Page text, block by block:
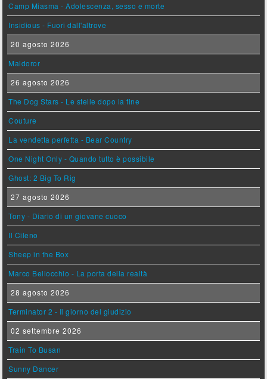
Camp Miasma - Adolescenza, sesso e morte
Insidious - Fuori dall'altrove
20 agosto 2026
Maldoror
26 agosto 2026
The Dog Stars - Le stelle dopo la fine
Couture
La vendetta perfetta - Bear Country
One Night Only - Quando tutto è possibile
Ghost: 2 Big To Rig
27 agosto 2026
Tony - Diario di un giovane cuoco
Il Cileno
Sheep in the Box
Marco Bellocchio - La porta della realtà
28 agosto 2026
Terminator 2 - Il giorno del giudizio
02 settembre 2026
Train To Busan
Sunny Dancer